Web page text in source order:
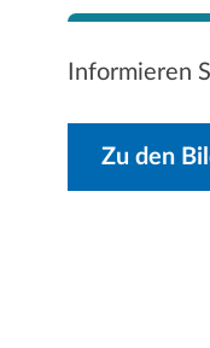
Informieren
Zu den